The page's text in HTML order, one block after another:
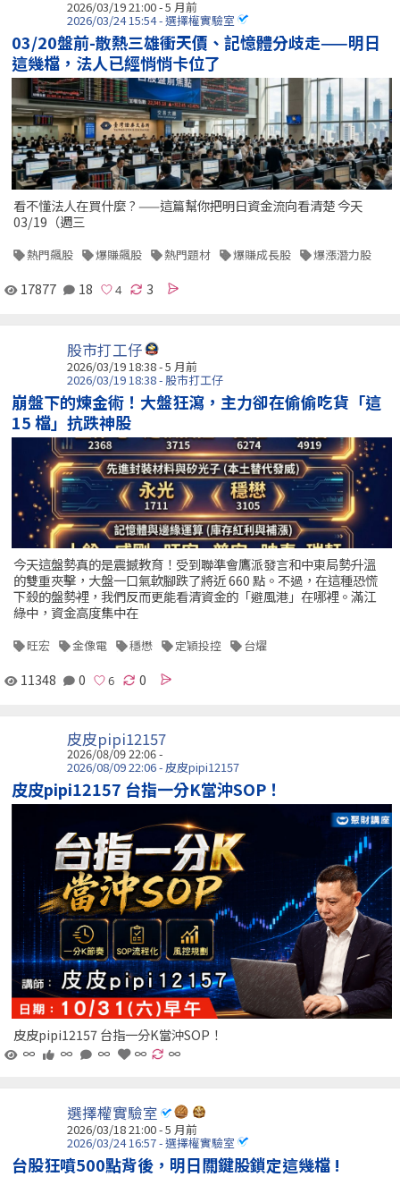
2026/03/19 21:00 - 5 月前
2026/03/24 15:54 - 選擇權實驗室
03/20盤前-散熱三雄衝天價、記憶體分歧走——明日
這幾檔，法人已經悄悄卡位了
看不懂法人在買什麼 ? ——這篇幫你把明日資金流向看清楚 今天
03/19（週三
熱門飆股 爆賺飆股 熱門題材 爆賺成長股 爆漲潛力股
17877 18 3
股市打工仔
2026/03/19 18:38 - 5 月前
2026/03/19 18:38 - 股市打工仔
崩盤下的煉金術！大盤狂瀉，主力卻在偷偷吃貨「這
15 檔」抗跌神股
今天這盤勢真的是震撼教育！受到聯準會鷹派發言和中東局勢升溫
的雙重夾擊，大盤一口氣軟腳跌了將近 660 點。不過，在這種恐慌
下殺的盤勢裡，我們反而更能看清資金的「避風港」在哪裡。滿江
綠中，資金高度集中在
旺宏 金像電 穩懋 定穎投控 台燿
11348 0 0
皮皮pipi12157
2026/08/09 22:06 -
2026/08/09 22:06 - 皮皮pipi12157
皮皮pipi12157 台指一分K當沖SOP！
皮皮pipi12157 台指一分K當沖SOP！
∞
∞ ∞ ∞ ∞
選擇權實驗室
2026/03/18 21:00 - 5 月前
2026/03/24 16:57 - 選擇權實驗室
台股狂噴500點背後，明日關鍵股鎖定這幾檔 !